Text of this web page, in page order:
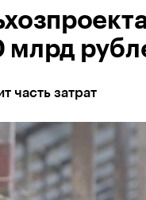
млрд
часть затрат